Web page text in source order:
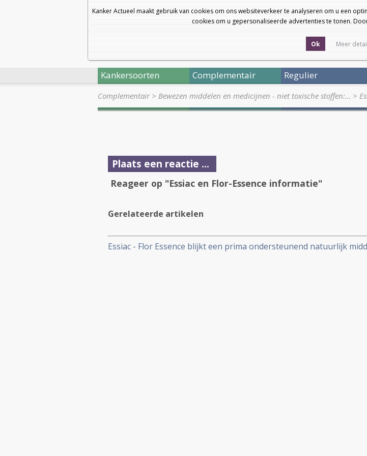
Kanker Actueel maakt gebruik van cookies om ons websiteverkeer te analyseren om u een
cookies om u gepersonaliseerde advertenties te tonen.
Ok Meer
Kankersoorten Complementair Regulier
Complementair> Bewezen middelen en medicijnen - niet toxische stoffen:… >
Plaats een reactie ...
Reageer op "Essiac en Flor-Essence informatie"
Gerelateerde artikelen
Essiac - Flor Essence blijkt een prima ondersteunend natuurlijk